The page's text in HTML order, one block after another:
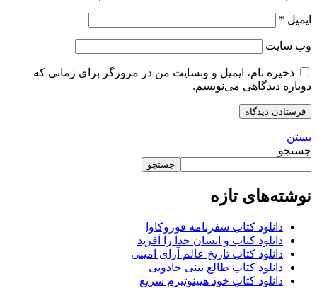
ایمیل *
وب‌ سایت
ذخیره نام، ایمیل و وبسایت من در مرورگر برای زمانی که
دوباره دیدگاهی می‌نویسم.
بستن
جستجو
جستجو
نوشته‌های تازه
دانلود کتاب سفرنامه فوروکاوا
دانلود کتاب و انسان خدا را آفرید
دانلود کتاب تاریخ عالم آرای امینی
دانلود کتاب طالع بینی جادویی
دانلود کتاب خود هیپنوتیزم سریع